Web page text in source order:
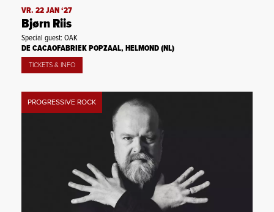
VR. 22 JAN ‘27
Bjørn Riis
Special guest: OAK
DE CACAOFABRIEK POPZAAL, HELMOND (NL)
TICKETS & INFO
PROGRESSIVE ROCK